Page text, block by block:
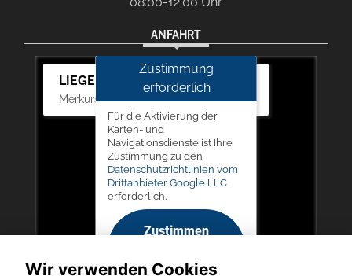
ANFAHRT
LIEGERT & BÖSKEN Automobile
Merkurstr. 11, 67663 Kaiserslautern
Zustimmung
erforderlich
Für die Aktivierung der
Karten- und
Navigationsdienste ist Ihre
Zustimmung zu den
Datenschutzrichtlinien vom
Drittanbieter Google LLC
erforderlich.
Zustimmen
aktivieren
Wir verwenden Cookies